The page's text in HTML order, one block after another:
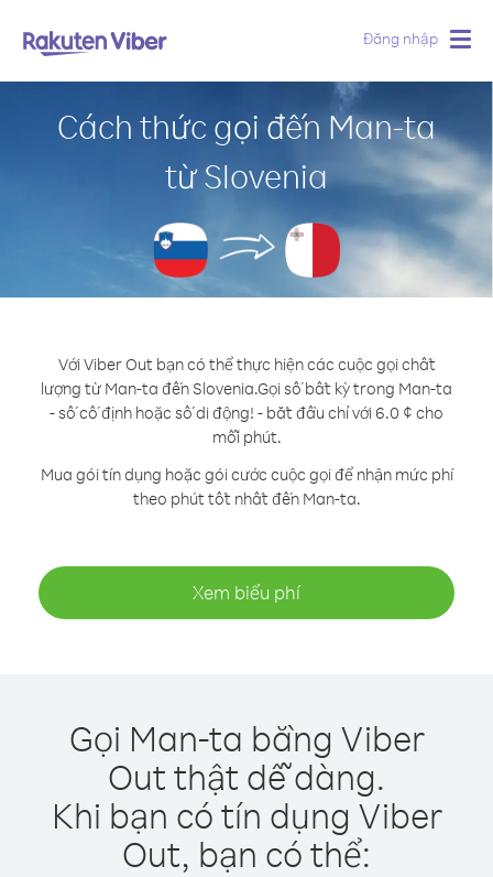
Đăng nhập
Cách thức gọi đến Man-ta
từ Slovenia
Với Viber Out bạn có thể thực hiện các cuộc gọi chất
lượng từ Man-ta đến Slovenia.Gọi số bất kỳ trong Man-ta
- số cố định hoặc số di động! - bắt đầu chỉ với 6.0 ¢ cho
mỗi phút.
Mua gói tín dụng hoặc gói cước cuộc gọi để nhận mức phí
theo phút tốt nhất đến Man-ta.
Xem biểu phí
Gọi Man-ta bằng Viber
Out thật dễ dàng.
Khi bạn có tín dụng Viber
Out, bạn có thể: